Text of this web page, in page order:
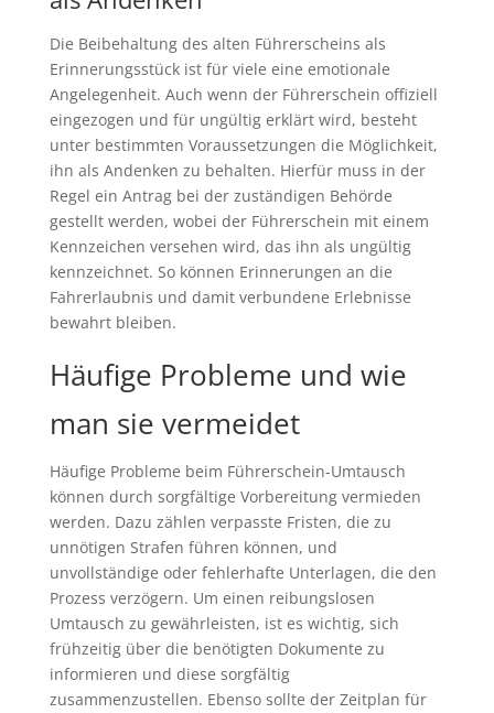
Die Beibehaltung des alten Führerscheins als
Erinnerungsstück ist für viele eine emotionale
Angelegenheit. Auch wenn der Führerschein offiziell
eingezogen und für ungültig erklärt wird, besteht
unter bestimmten Voraussetzungen die Möglichkeit,
ihn als Andenken zu behalten. Hierfür muss in der
Regel ein Antrag bei der zuständigen Behörde
gestellt werden, wobei der Führerschein mit einem
Kennzeichen versehen wird, das ihn als ungültig
kennzeichnet. So können Erinnerungen an die
Fahrerlaubnis und damit verbundene Erlebnisse
bewahrt bleiben.
Häufige Probleme und wie
man sie vermeidet
Häufige Probleme beim Führerschein-Umtausch
können durch sorgfältige Vorbereitung vermieden
werden. Dazu zählen verpasste Fristen, die zu
unnötigen Strafen führen können, und
unvollständige oder fehlerhafte Unterlagen, die den
Prozess verzögern. Um einen reibungslosen
Umtausch zu gewährleisten, ist es wichtig, sich
frühzeitig über die benötigten Dokumente zu
informieren und diese sorgfältig
zusammenzustellen. Ebenso sollte der Zeitplan für